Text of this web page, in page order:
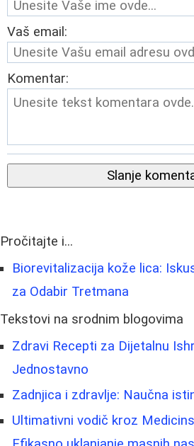
Vaš email:
Komentar:
Slanje
Pročitajte i...
Biorevitalizacija kože lica:
za Odabir Tretmana
Tekstovi na srodnim blogovima
Zdravi Recepti za Dijetalnu
Jednostavno
Zadnjica i zdravlje: Naučna
Ultimativni vodič kroz